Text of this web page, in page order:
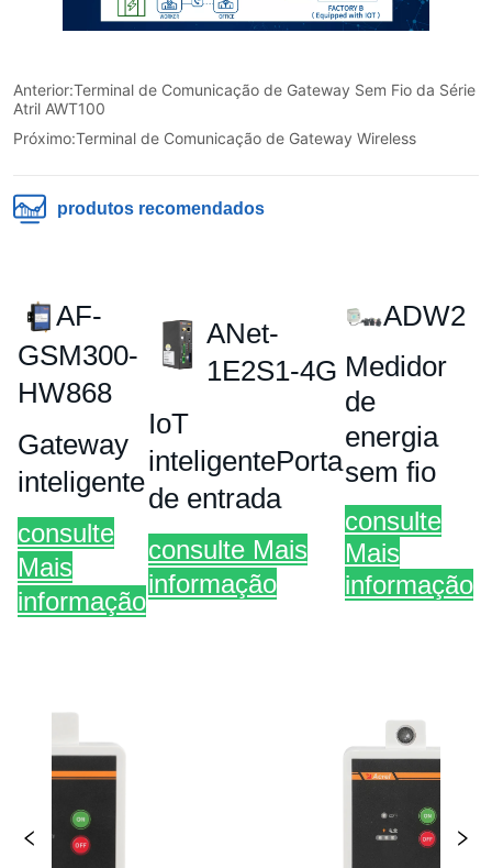
Anterior:Terminal de Comunicação de Gateway Sem Fio da Série
Atril AWT100
Próximo:Terminal de Comunicação de Gateway Wireless
produtos recomendados